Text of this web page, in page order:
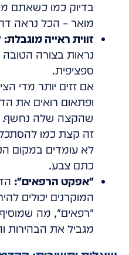
בדיוק כמו כשאתם
מואר – הכל נראה
זווית ראייה מוגבלת:
נראות בצורה
ספציפית.
אם זזים יותר מדי
ופתאום רואים את
שהקצה שלה נחשף.
זה קצת כמו
לא עומדים במקום
כתם צבע.
"אפקט הרפאים":
המוקרנים יכולים
"רפאים", מה
מגביל את הבהירות